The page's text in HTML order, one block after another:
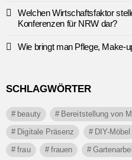
Welchen Wirtschaftsfaktor
Konferenzen für NRW dar?
Wie bringt man Pflege, Make-
SCHLAGWÖRTER
beauty
Bereitstellung von
Digitale Präsenz
DIY-Möbel
frau
frauen